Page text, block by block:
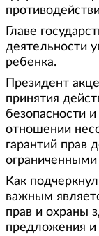
Главе
деятельности
ребенка.
Президент
принятия
безопасности
отношении
гарантий прав
Как
важным
прав и охраны
предложения и